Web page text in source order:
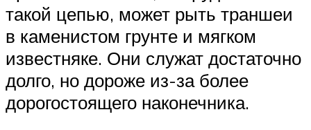
такой цепью, может рыть траншеи
в каменистом грунте и мягком
известняке. Они служат достаточно
долго, но дороже из-за более
дорогостоящего наконечника.